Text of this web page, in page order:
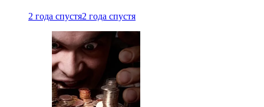
2 года спустя2 года спустя